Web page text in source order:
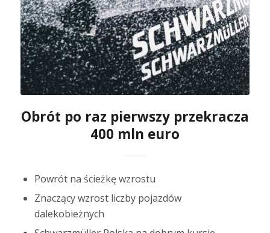
Obrót po raz pierwszy przekracza
400 mln euro
Powrót na ścieżkę wzrostu
Znaczący wzrost liczby pojazdów
dalekobieżnych